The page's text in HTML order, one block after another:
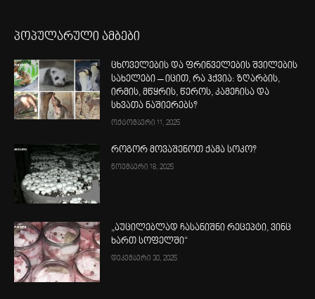
პოპულარული ამბები
ცხოველების და ფრინველების შვილების
სახელები – იცით, რა ჰქვია: ზღარბის,
ირმის, მწყრის, წეროს, კამეჩისა და
სხვათა ნაშიერებს?
ოქტომბერი 11, 2025
როგორ მოვაშენოთ ქამა სოკო?
ნოემბერი 18, 2025
„აუცილებლად ჩასანიშნი რეცეპტი, ვინც
ხართ სოფელში“
დეკემბერი 30, 2025